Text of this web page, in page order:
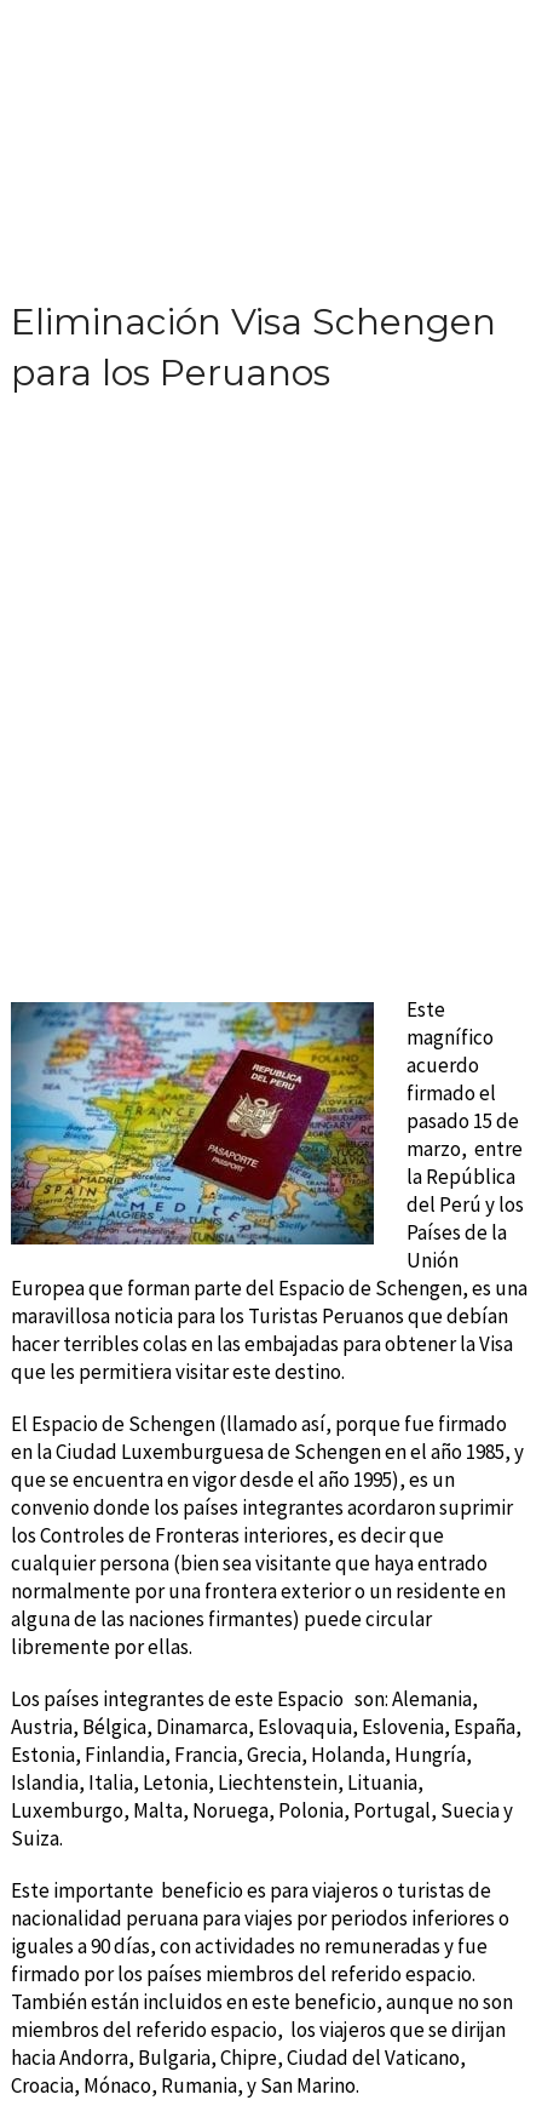
Eliminación Visa Schengen
para los Peruanos
Este
magnífico
acuerdo
firmado el
pasado 15 de
marzo, entre
la República
del Perú y los
Países de la
Unión
Europea que forman parte del Espacio de Schengen, es una
maravillosa noticia para los Turistas Peruanos que debían
hacer terribles colas en las embajadas para obtener la Visa
que les permitiera visitar este destino.
El Espacio de Schengen (llamado así, porque fue firmado
en la Ciudad Luxemburguesa de Schengen en el año 1985, y
que se encuentra en vigor desde el año 1995), es un
convenio donde los países integrantes acordaron suprimir
los Controles de Fronteras interiores, es decir que
cualquier persona (bien sea visitante que haya entrado
normalmente por una frontera exterior o un residente en
alguna de las naciones firmantes) puede circular
libremente por ellas.
Los países integrantes de este Espacio son: Alemania,
Austria, Bélgica, Dinamarca, Eslovaquia, Eslovenia, España,
Estonia, Finlandia, Francia, Grecia, Holanda, Hungría,
Islandia, Italia, Letonia, Liechtenstein, Lituania,
Luxemburgo, Malta, Noruega, Polonia, Portugal, Suecia y
Suiza.
Este importante beneficio es para viajeros o turistas de
nacionalidad peruana para viajes por periodos inferiores o
iguales a 90 días, con actividades no remuneradas y fue
firmado por los países miembros del referido espacio.
También están incluidos en este beneficio, aunque no son
miembros del referido espacio, los viajeros que se dirijan
hacia Andorra, Bulgaria, Chipre, Ciudad del Vaticano,
Croacia, Mónaco, Rumania, y San Marino.